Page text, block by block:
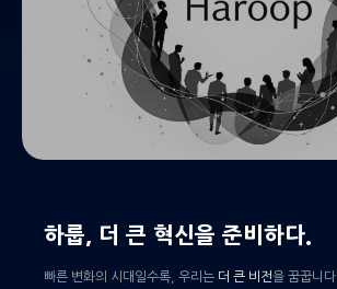
하룹, 더 큰 혁신을 준비하다.
빠른 변화의 시대일수록, 우리는 더 큰 비전을 꿈꿉니다.